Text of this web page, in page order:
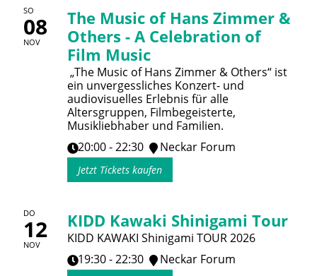
SO
08
NOV
The Music of Hans Zimmer &
Others - A Celebration of
Film Music
„The Music of Hans Zimmer & Others“ ist
ein unvergessliches Konzert- und
audiovisuelles Erlebnis für alle
Altersgruppen, Filmbegeisterte,
Musikliebhaber und Familien.
20:00 - 22:30
Neckar Forum
Jetzt Tickets kaufen
DO
12
NOV
KIDD Kawaki Shinigami Tour
KIDD KAWAKI Shinigami TOUR 2026
19:30 - 22:30
Neckar Forum